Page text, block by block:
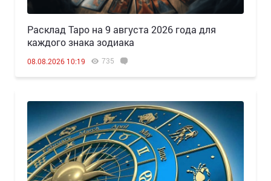
Расклад Таро на 9 августа 2026 года для
каждого знака зодиака
08.08.2026 10:19 735